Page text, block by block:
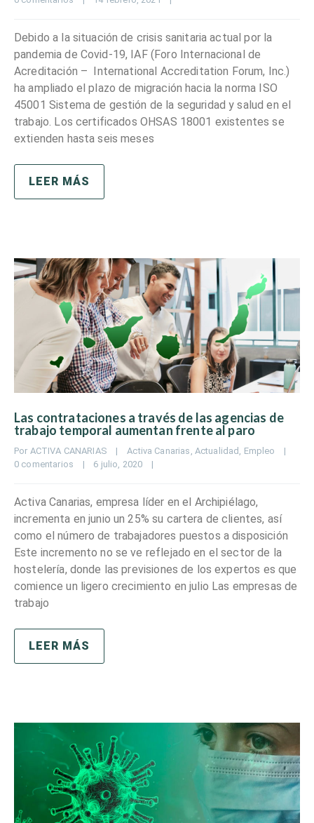
Debido a la situación de crisis sanitaria actual por la
pandemia de Covid-19, IAF (Foro Internacional de
Acreditación – International Accreditation Forum, Inc.)
ha ampliado el plazo de migración hacia la norma ISO
45001 Sistema de gestión de la seguridad y salud en el
trabajo. Los certificados OHSAS 18001 existentes se
extienden hasta seis meses
LEER MÁS
Las contrataciones a través de las agencias de
trabajo temporal aumentan frente al paro
Por ACTIVA CANARIAS | Activa Canarias , Actualidad , Empleo
|
0 comentarios
| 6 julio, 2020 |
Activa Canarias, empresa líder en el Archipiélago,
incrementa en junio un 25% su cartera de clientes, así
como el número de trabajadores puestos a disposición
Este incremento no se ve reflejado en el sector de la
hostelería, donde las previsiones de los expertos es que
comience un ligero crecimiento en julio Las empresas de
trabajo
LEER MÁS